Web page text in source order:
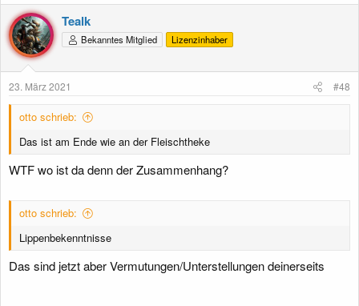
k
t
i
o
n
n
Tealk
Bekanntes Mitglied Lizenzinhaber
23. März 2021 #48
otto schrieb:
Das ist am Ende wie an der Fleischtheke
WTF wo ist da denn der Zusammenhang?
otto schrieb:
Lippenbekenntnisse
Das sind jetzt aber Vermutungen/Unterstellungen deinerseits